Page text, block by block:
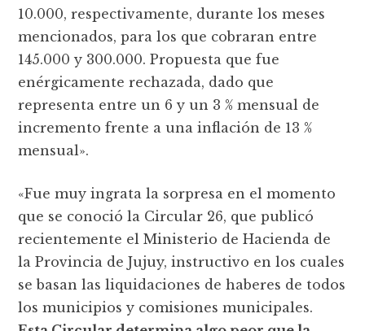
10.000, respectivamente, durante los meses
mencionados, para los que cobraran entre
145.000 y 300.000. Propuesta que fue
enérgicamente rechazada, dado que
representa entre un 6 y un 3 % mensual de
incremento frente a una inflación de 13 %
mensual».
«Fue muy ingrata la sorpresa en el momento
que se conoció la Circular 26, que publicó
recientemente el Ministerio de Hacienda de
la Provincia de Jujuy, instructivo en los cuales
se basan las liquidaciones de haberes de todos
los municipios y comisiones municipales.